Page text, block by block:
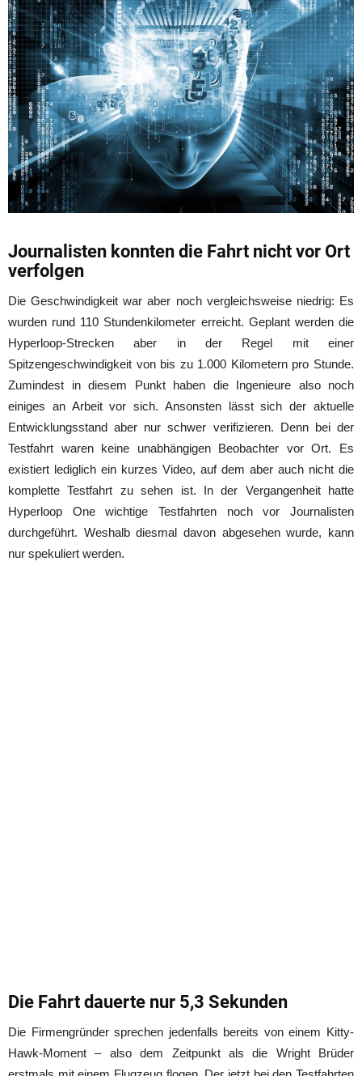
Journalisten konnten die Fahrt nicht vor Ort
verfolgen
Die Geschwindigkeit war aber noch vergleichsweise niedrig: Es
wurden rund 110 Stundenkilometer erreicht. Geplant werden die
Hyperloop-Strecken aber in der Regel mit einer
Spitzengeschwindigkeit von bis zu 1.000 Kilometern pro Stunde.
Zumindest in diesem Punkt haben die Ingenieure also noch
einiges an Arbeit vor sich. Ansonsten lässt sich der aktuelle
Entwicklungsstand aber nur schwer verifizieren. Denn bei der
Testfahrt waren keine unabhängigen Beobachter vor Ort. Es
existiert lediglich ein kurzes Video, auf dem aber auch nicht die
komplette Testfahrt zu sehen ist. In der Vergangenheit hatte
Hyperloop One wichtige Testfahrten noch vor Journalisten
durchgeführt. Weshalb diesmal davon abgesehen wurde, kann
nur spekuliert werden.
Die Fahrt dauerte nur 5,3 Sekunden
Die Firmengründer sprechen jedenfalls bereits von einem Kitty-
Hawk-Moment – also dem Zeitpunkt als die Wright Brüder